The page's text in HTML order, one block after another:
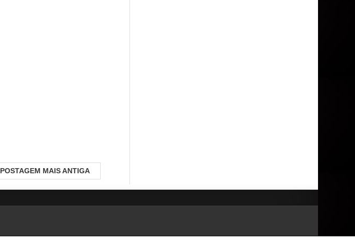
POSTAGEM MAIS ANTIGA